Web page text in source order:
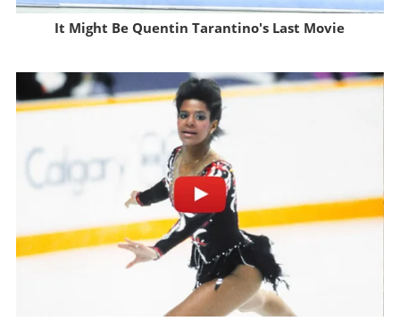
It Might Be Quentin Tarantino's Last Movie